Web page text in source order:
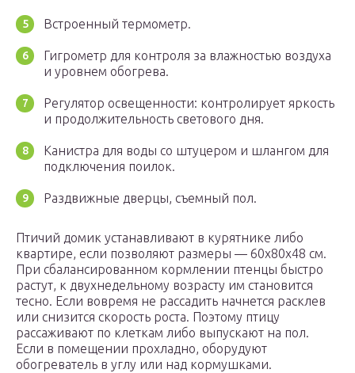
Встроенный термометр.
Гигрометр для контроля за влажностью воздуха
и уровнем обогрева.
Регулятор освещенности: контролирует яркость
и продолжительность светового дня.
Канистра для воды со штуцером и шлангом для
подключения поилок.
Раздвижные дверцы, съемный пол.
Птичий домик устанавливают в курятнике либо
квартире, если позволяют размеры — 60х80х48 см.
При сбалансированном кормлении птенцы быстро
растут, к двухнедельному возрасту им становится
тесно. Если вовремя не рассадить начнется расклев
или снизится скорость роста. Поэтому птицу
рассаживают по клеткам либо выпускают на пол.
Если в помещении прохладно, оборудуют
обогреватель в углу или над кормушками.